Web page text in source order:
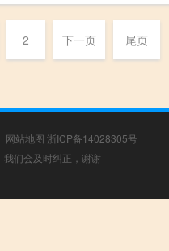
2 下一页 尾页
| 网站地图 浙ICP备14028305号
们会及时纠正，谢谢